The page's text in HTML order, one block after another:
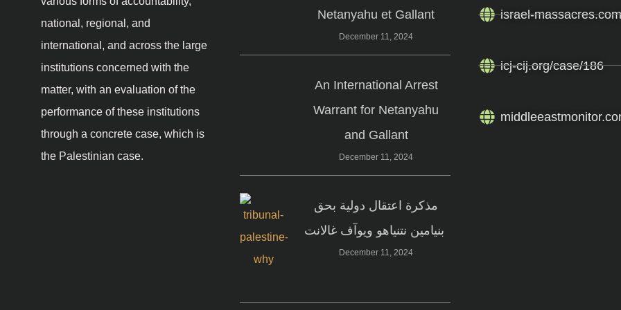
national, regional, and
international, and across the large
institutions concerned with the
matter, with an evaluation of the
performance of these institutions
through a concrete case, which is
the Palestinian case.
Netanyahu et Gallant
December 11, 2024
An International Arrest
Warrant for Netanyahu
and Gallant
December 11, 2024
مذكرة اعتقال دولية بحق
December 11, 2024
israel-
icj-cij.org/case/186